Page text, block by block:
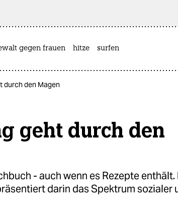
gegen frauen hitze surfen
durch den Magen
geht durch den
- auch wenn es Rezepte enthält.
darin das Spektrum sozialer